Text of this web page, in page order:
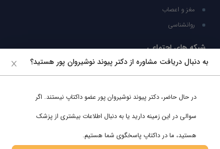
مغز و اعصاب
روانشناسی
شبکه های اجتماعی
ما را در شبکه های اجتماعی دنبال کنید
به دنبال دریافت مشاوره از دکتر پیوند نوشیروان پور هستید؟
در حال حاضر، دکتر پیوند نوشیروان پور عضو داکتاپ نیستند. اگر
سوالی در این زمینه دارید یا به دنبال اطلاعات بیشتری از پزشک
هستید، ما در داکتاپ پاسخگوی شما هستیم.